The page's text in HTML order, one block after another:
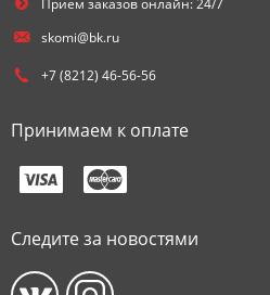
Прием заказов онлайн: 24/7
skomi@bk.ru
+7 (8212) 46-56-56
Принимаем к оплате
Следите за новостями